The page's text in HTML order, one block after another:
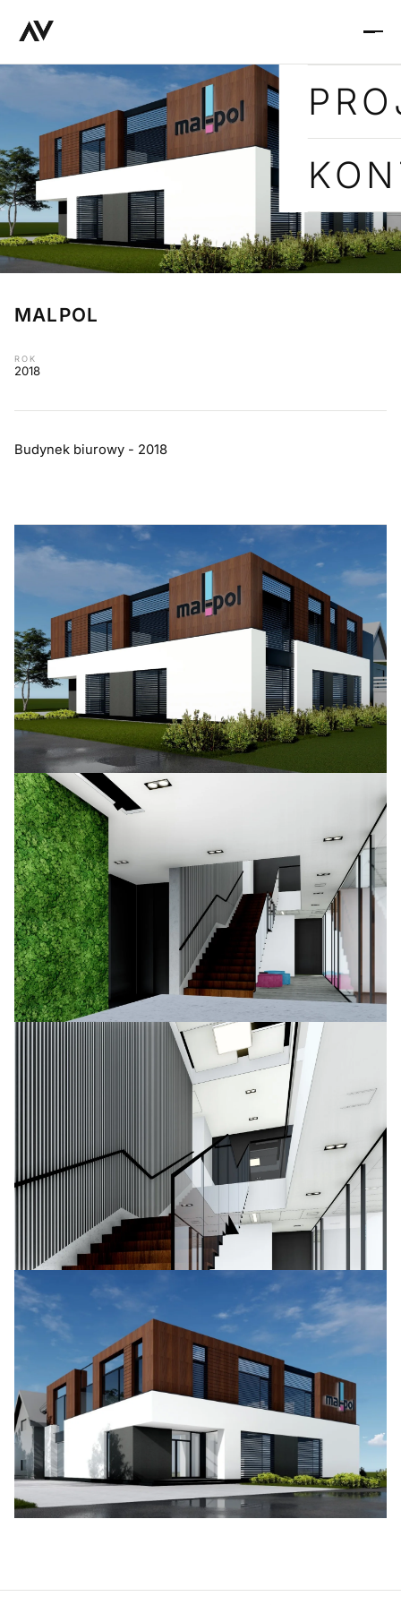
MALPOL
ROK
2018
Budynek biurowy - 2018